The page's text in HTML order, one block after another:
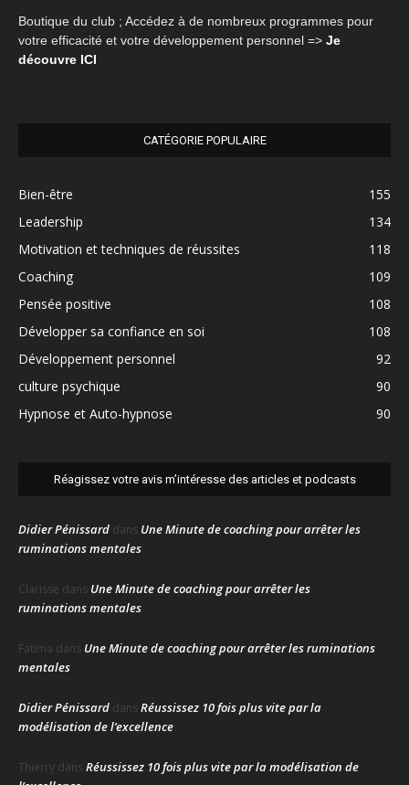
Boutique du club ; Accédez à de nombreux programmes pour
votre efficacité et votre développement personnel => Je
découvre ICI
CATÉGORIE POPULAIRE
Bien-être
155
Leadership
134
Motivation et techniques de réussites
118
Coaching
109
Pensée positive
108
Développer sa confiance en soi
108
Développement personnel
92
culture psychique
90
Hypnose et Auto-hypnose
90
Réagissez votre avis m’intéresse des articles et podcasts
Didier Pénissard dans Une Minute de coaching pour arrêter les
ruminations mentales
Clarisse dans Une Minute de coaching pour arrêter les
ruminations mentales
Fatima dans Une Minute de coaching pour arrêter les ruminations
mentales
Didier Pénissard dansRéussissez 10 fois plus vite par la
modélisation de l’excellence
Thierry dansRéussissez 10 fois plus vite par la modélisation de